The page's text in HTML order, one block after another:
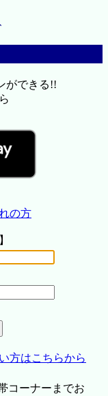
ができる!!
の方
方はこちらから
コーナーまでお